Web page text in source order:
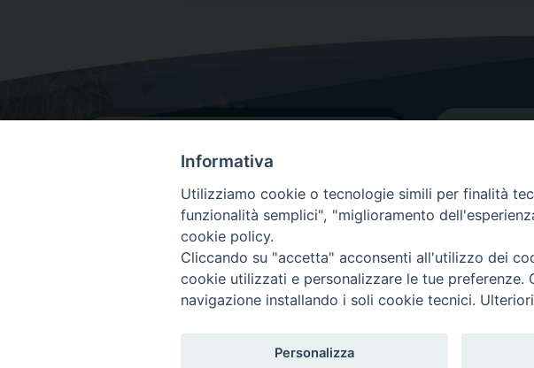
Dove siamo
Via Lorenzo Da Ponte, 116
31029 Vittorio Veneto (Treviso)
Tel.
Informativa
Utilizziamo cookie o tecnologie simili per finalità
funzionalità semplici", "miglioramento
cookie policy.
Cliccando su "accetta" acconsenti all'utilizzo dei
cookie utilizzati e personalizzare le tue
navigazione installando i soli cookie tecnici.
Personalizza